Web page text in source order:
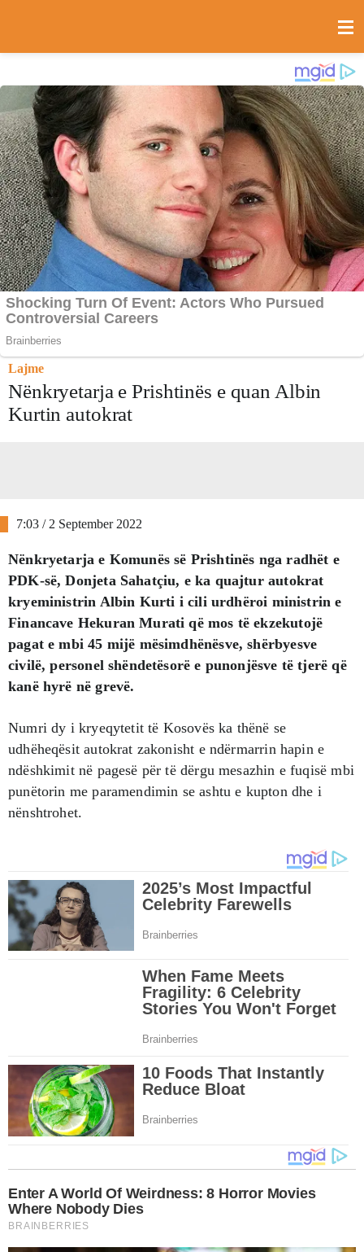
Lajme
Nënkryetarja e Prishtinës e quan Albin
Kurtin autokrat
7:03 / 2 September 2022
Nënkryetarja e Komunës së Prishtinës nga radhët e
PDK-së, Donjeta Sahatçiu, e ka quajtur autokrat
kryeministrin Albin Kurti i cili urdhëroi ministrin e
Financave Hekuran Murati që mos të ekzekutojë
pagat e mbi 45 mijë mësimdhënësve, shërbyesve
civilë, personel shëndetësorë e punonjësve të tjerë që
kanë hyrë në grevë.
Numri dy i kryeqytetit të Kosovës ka thënë se
udhëheqësit autokrat zakonisht e ndërmarrin hapin e
ndëshkimit në pagesë për të dërgu mesazhin e fuqisë mbi
punëtorin me paramendimin se ashtu e kupton dhe i
nënshtrohet.